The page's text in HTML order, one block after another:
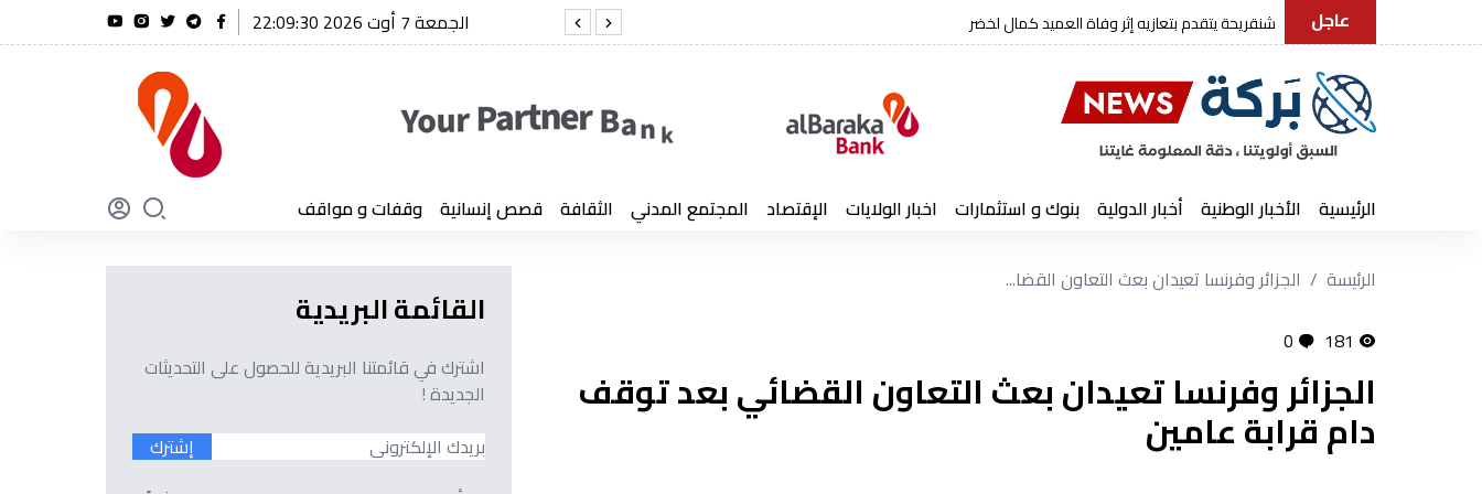
عاجل رئيس الجمهورية يعزي في وفاة العميد كمال لخضر الفريق أول شنقريحة يؤكد أن الجزائر لن تنسى أبدًا تضحيات أبنائهاالجمعة 7 أوت 2026 22:09:31
الرئيسية الأخبار الوطنية أخبار الدولية بنوك و استثمارات اخبار الولايات الإقتصاد المجتمع المدني الثقافة قصص إنسانية وقفات و مواقف
الرئيسة
الجزائر وفرنسا تعيدان بعث التعاون القضا...
181
0
الجزائر وفرنسا تعيدان بعث التعاون القضائي بعد توقف
دام قرابة عامين
القائمة البريدية
اشترك في قائمتنا البريدية للحصول على التحديثات
الجديدة !
إشترك